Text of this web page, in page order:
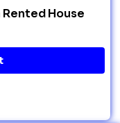
House